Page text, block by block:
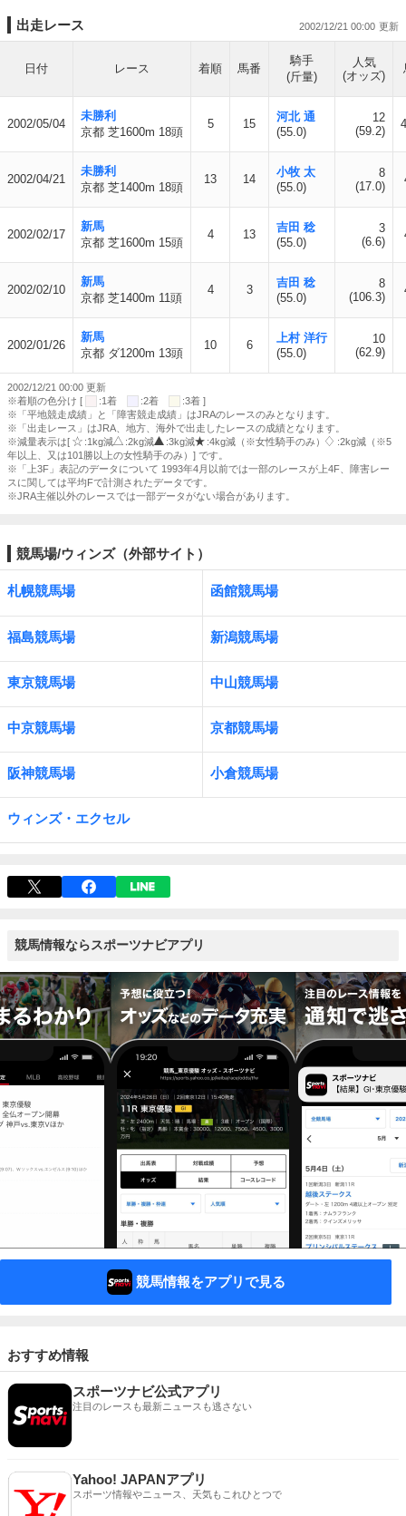
出走レース 2002/12/21 00:00
日付 レース 着順 馬番
騎手
(斤量)
人気
(オッズ)
2002/05/04
未勝利
京都 芝1600m 18頭
5 15
河北 通
(55.0)
12
(59.2)
2002/04/21
未勝利
京都 芝1400m 18頭
13 14
小牧 太
(55.0)
8
(17.0)
2002/02/17
新馬
京都 芝1600m 15頭
4 13
吉田 稔
(55.0)
3
(6.6)
2002/02/10
新馬
京都 芝1400m 11頭
4 3
吉田 稔
(55.0)
8
(106.3)
2002/01/26
新馬
京都 ダ1200m 13頭
10 6
上村 洋行
(55.0)
10
(62.9)
2002/12/21 00:00 更新
※着順の色分け [
:1着 :2着
:3着 ]
※「平地競走成績」と「障害競走成績」はJRAのレースのみとなります。
※「出走レース」はJRA、地方、海外で出走したレースの成績となります。
※減量表示は[
:1kg減 :2kg減 :3kg減 :4kg減（※女性騎手のみ）
:2kg減（※5
年以上、又は101勝以上の女性騎手のみ）] です。
※「上3F」表記のデータについて 1993年4月以前では一部のレースが上4F、障害レー
スに関しては平均Fで計測されたデータです。
※JRA主催以外のレースでは一部データがない場合があります。
競馬場/ウィンズ（外部サイト）
札幌競馬場 函館競馬場
福島競馬場 新潟競馬場
東京競馬場 中山競馬場
中京競馬場 京都競馬場
阪神競馬場 小倉競馬場
ウィンズ・エクセル
競馬情報ならスポーツナビアプリ
競馬情報をアプリで見る
おすすめ情報
スポーツナビ公式アプリ
注目のレースも最新ニュースも逃さない
Yahoo! JAPANアプリ
スポーツ情報やニュース、天気もこれひとつで